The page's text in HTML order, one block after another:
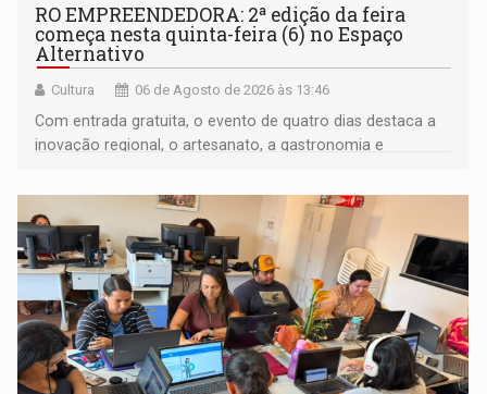
RO EMPREENDEDORA: 2ª edição da feira
começa nesta quinta-feira (6) no Espaço
Alternativo
Cultura 06 de Agosto de 2026 às 13:46
Com entrada gratuita, o evento de quatro dias destaca a
inovação regional, o artesanato, a gastronomia e